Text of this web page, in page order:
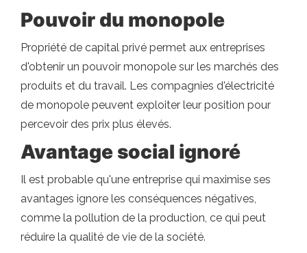
Pouvoir du monopole
Propriété de capital privé permet aux entreprises
d'obtenir un pouvoir monopole sur les marchés des
produits et du travail. Les compagnies d'électricité
de monopole peuvent exploiter leur position pour
percevoir des prix plus élevés.
Avantage social ignoré
Il est probable qu'une entreprise qui maximise ses
avantages ignore les conséquences négatives,
comme la pollution de la production, ce qui peut
réduire la qualité de vie de la société.